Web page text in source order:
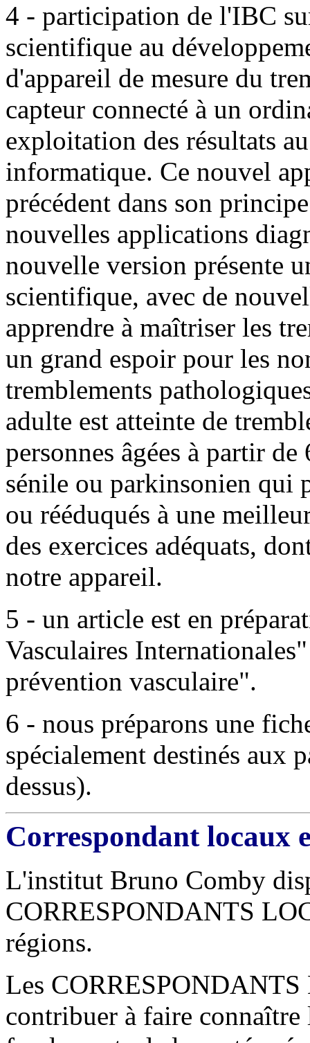
4 - participation de l'IBC
scientifique au
d'appareil de mesure du
capteur connecté à un
exploitation des résultats
informatique. Ce nouvel
précédent dans son
nouvelles applications
nouvelle version présente
scientifique, avec de
apprendre à maîtriser les
un grand espoir pour les
tremblements
adulte est atteinte de
personnes âgées à partir
sénile ou parkinsonien qui
ou rééduqués à une
des exercices adéquats,
notre appareil.
5 - un article est en
Vasculaires
prévention vasculaire".
6 - nous préparons une
spécialement destinés aux
dessus).
Correspondant locaux
L'institut Bruno Comby
CORRESPONDANTS
régions.
Les
contribuer à faire